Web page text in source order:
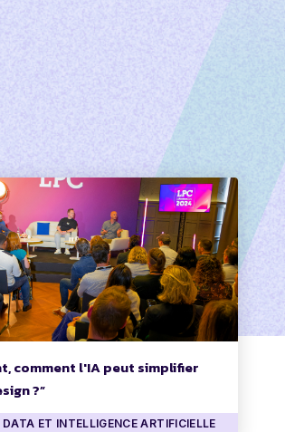
comment l'IA peut simplifier
?”
DATA ET INTELLIGENCE ARTIFICIELLE